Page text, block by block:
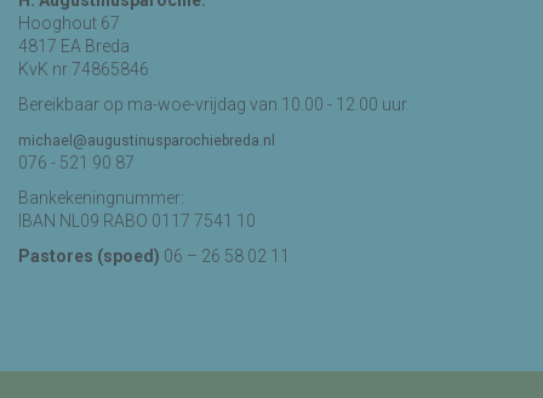
Hooghout 67
4817 EA Breda
KvK nr 74865846
Bereikbaar op ma-woe-vrijdag van 10.00 - 12.00 uur.
michael@augustinusparochiebreda.nl
076 - 521 90 87
Bankekeningnummer:
IBAN NL09 RABO 0117 7541 10
Pastores (spoed) 06 – 26 58 02 11